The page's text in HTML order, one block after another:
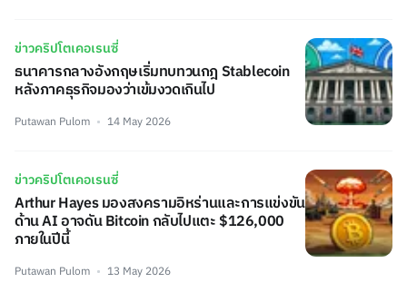
ข่าวคริปโตเคอเรนซี่
ธนาคารกลางอังกฤษเริ่มทบทวนกฎ Stablecoin
หลังภาคธุรกิจมองว่าเข้มงวดเกินไป
Putawan Pulom 14 May 2026
ข่าวคริปโตเคอเรนซี่
Arthur Hayes มองสงครามอิหร่านและการแข่งขัน
ด้าน AI อาจดัน Bitcoin กลับไปแตะ $126,000
ภายในปีนี้
Putawan Pulom 13 May 2026